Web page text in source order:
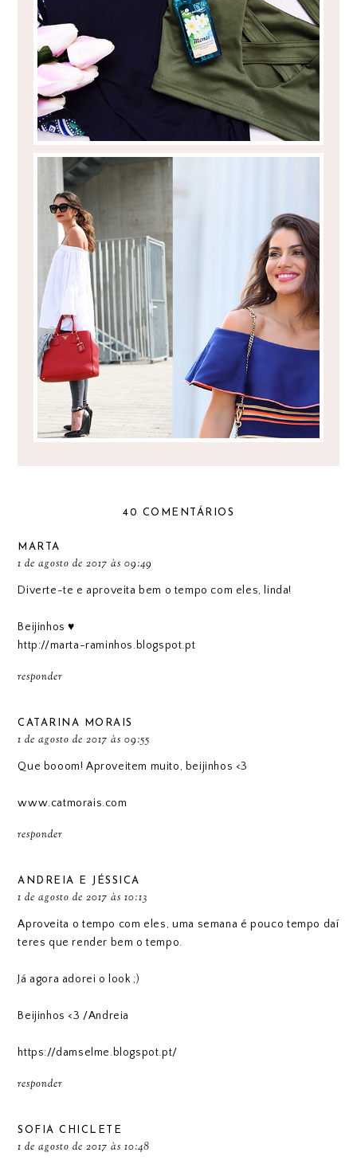
OFF THE SHOULDERS!
40 COMENTÁRIOS
MARTA
1 de agosto de 2017 às 09:49
Diverte-te e aproveita bem o tempo com eles, linda!
Beijinhos ♥
http://marta-raminhos.blogspot.pt
responder
CATARINA MORAIS
1 de agosto de 2017 às 09:55
Que booom! Aproveitem muito, beijinhos <3
www.catmorais.com
responder
ANDREIA E JÉSSICA
1 de agosto de 2017 às 10:13
Aproveita o tempo com eles, uma semana é pouco tempo daí
teres que render bem o tempo.
Já agora adorei o look ;)
Beijinhos <3 /Andreia
https://damselme.blogspot.pt/
responder
SOFIA CHICLETE
1 de agosto de 2017 às 10:48